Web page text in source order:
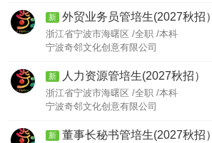
新 外贸业务员管培生(2027秋招）
浙江省宁波市海曙区 /全职 /本科
宁波奇邻文化创意有限公司
新 人力资源管培生(2027秋招）
浙江省宁波市海曙区 /全职 /本科
宁波奇邻文化创意有限公司
新 董事长秘书管培生(2027秋招）